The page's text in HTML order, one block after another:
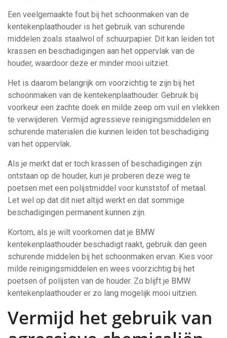
Een veelgemaakte fout bij het schoonmaken van de
kentekenplaathouder is het gebruik van schurende
middelen zoals staalwol of schuurpapier. Dit kan leiden tot
krassen en beschadigingen aan het oppervlak van de
houder, waardoor deze er minder mooi uitziet.
Het is daarom belangrijk om voorzichtig te zijn bij het
schoonmaken van de kentekenplaathouder. Gebruik bij
voorkeur een zachte doek en milde zeep om vuil en vlekken
te verwijderen. Vermijd agressieve reinigingsmiddelen en
schurende materialen die kunnen leiden tot beschadiging
van het oppervlak.
Als je merkt dat er toch krassen of beschadigingen zijn
ontstaan op de houder, kun je proberen deze weg te
poetsen met een polijstmiddel voor kunststof of metaal.
Let wel op dat dit niet altijd werkt en dat sommige
beschadigingen permanent kunnen zijn.
Kortom, als je wilt voorkomen dat je BMW
kentekenplaathouder beschadigt raakt, gebruik dan geen
schurende middelen bij het schoonmaken ervan. Kies voor
milde reinigingsmiddelen en wees voorzichtig bij het
poetsen of polijsten van de houder. Zo blijft je BMW
kentekenplaathouder er zo lang mogelijk mooi uitzien.
Vermijd het gebruik van